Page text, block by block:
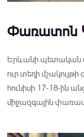
Փառատոն
Երևանի պետական
ուր տեղի
հունիսի 17-18-ին
միջազգային